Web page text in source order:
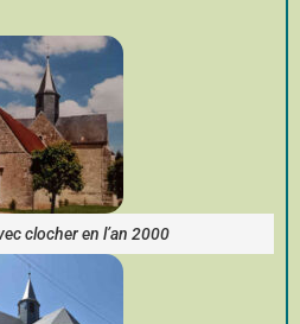
clocher en l’an 2000